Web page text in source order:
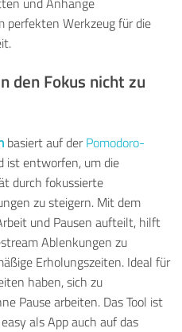
perfekten Werkzeug für die
den Fokus nicht zu
basiert auf derPomodoro-
ist entworfen, um die
durch fokussierte
zu steigern. Mit dem
und Pausen aufteilt, hilft
Ablenkungen zu
Erholungszeiten. Ideal für
haben, sich zu
Pause arbeiten. Das Tool ist
als App auch auf das